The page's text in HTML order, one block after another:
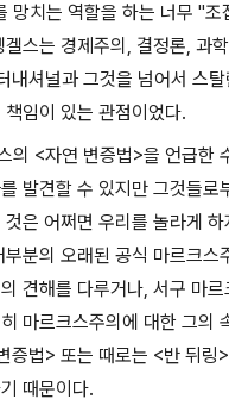
망치는 역할을 하는 너무 "조
스는 경제주의 , 결정론, 과
내셔널과 그것을 넘어서 스
임이 있는 관점이었다.
의 <자연 변증법>을 언급한
발견할 수 있지만 그것들로
것은 어쩌면 우리를 놀라게
부분의 오래된 공식 마르크스
견해를 다루거나, 서구 마르
마르크스주의에 대한 그의
증법> 또는 때로는 <반 뒤링
때문이다.